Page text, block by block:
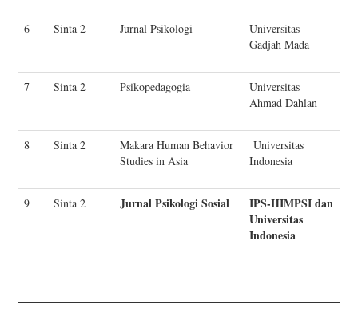
6 Sinta 2 Jurnal Psikologi
Universitas
Gadjah Mada
7 Sinta 2 Psikopedagogia
Universitas
Ahmad Dahlan
8 Sinta 2
Makara Human Behavior
Studies in Asia
Universitas
Indonesia
9 Sinta 2 Jurnal Psikologi Sosial
IPS-HIMPSI dan
Universitas
Indonesia